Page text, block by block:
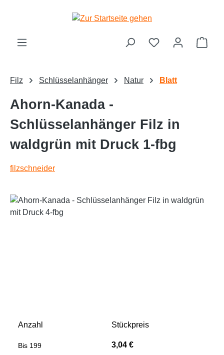
Filz Schlüsselanhänger Natur Blatt
Ahorn-Kanada -
Schlüsselanhänger Filz in
waldgrün mit Druck 1-fbg
filzschneider
Bildergalerie überspringen
Anzahl Stückpreis
Bis 199 3,04 €
Text vergrößern Hochkontrastmodus